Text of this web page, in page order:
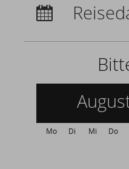
Mo Di Mi Do